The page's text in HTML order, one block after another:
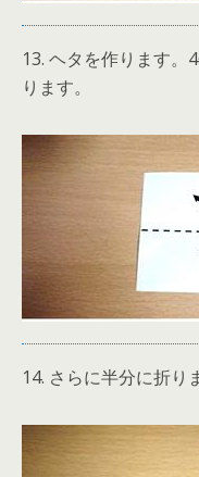
13. ヘタを作ります。
ります。
14. さらに半分に折り